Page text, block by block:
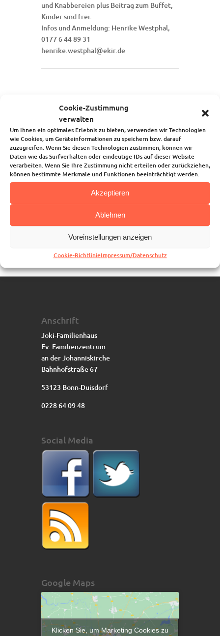
Cookie-Zustimmung
verwalten
Um Ihnen ein optimales Erlebnis zu bieten, verwenden wir Technologien
wie Cookies, um Geräteinformationen zu speichern bzw. darauf
zuzugreifen. Wenn Sie diesen Technologien zustimmen, können wir
Daten wie das Surfverhalten oder eindeutige IDs auf dieser Website
verarbeiten. Wenn Sie Ihre Zustimmung nicht erteilen oder zurückziehen,
können bestimmte Merkmale und Funktionen beeinträchtigt werden.
Akzeptieren
Ablehnen
Voreinstellungen anzeigen
Cookie-RichtlinieImpressum/Datenschutz
und Knabbereien plus Beitrag zum Buffet,
Kinder sind frei.
Infos und Anmeldung: Henrike Westphal,
0177 6 44 89 31
henrike.westphal@ekir.de
Über uns
Unsere Angebote
Die Kindertagesstätte
Blog
Kalender
Kontakt
Anschrift
Joki-Familienhaus
Ev. Familienzentrum
an der Johanniskirche
Bahnhofstraße 67
53123 Bonn-Duisdorf
0228 64 09 48
Social Media
Google Maps
Klicken Sie, um Marketing Cookies zu